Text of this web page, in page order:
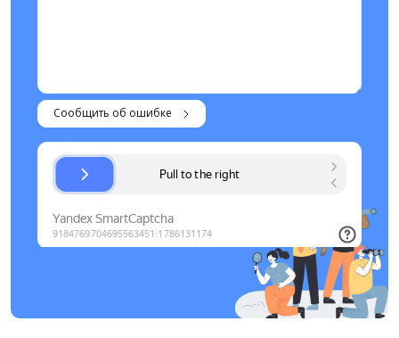
Сообщить об ошибке